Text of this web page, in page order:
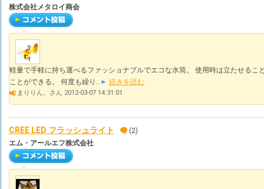
株式会社メタロイ商会
軽量で手軽に持ち運べるファッショナブルでエコな水筒。 使用時は立たせるこ
ことができる。 何度も繰り...
続きを読む
まりりん。さん 2012-03-07 14:31:01
CREE LED フラッシュライト
(2)
エム・アールエフ株式会社